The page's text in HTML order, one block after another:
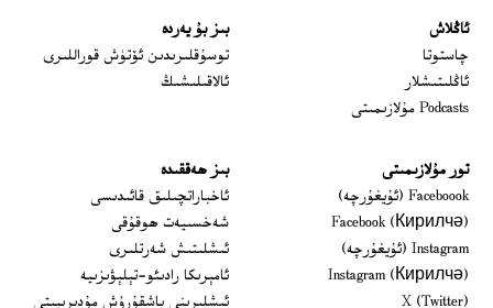
ئاڭلاش
چاستوتا
ئاڭلىتىشلار
Podcasts مۇلازىمىتى
بىز بۇ يەردە
توسۇقلىرىدىن ئۆتۈش قوراللىرى
ئالاقىلىشىڭ
تور مۇلازىمىتى
Faceboook (ئۇيغۇرچە)
Opens in new window
Facebook (Кирилчә)
Opens in new window
Instagram (ئۇيغۇرچە)
Opens in new window
Instagram (Кирилчә)
Opens in new window
X (Twitter)
بىز ھەققىدە
ئاخباراتچىلىق قائىدىسى
شەخسىيەت ھوقۇقى
ئىشلىتىش شەرتلىرى
ئامېرىكا رادىئو-تېلېۋىزىيە
ئىشلىرىنى باشقۇرۇش مۇدىرىيىتى